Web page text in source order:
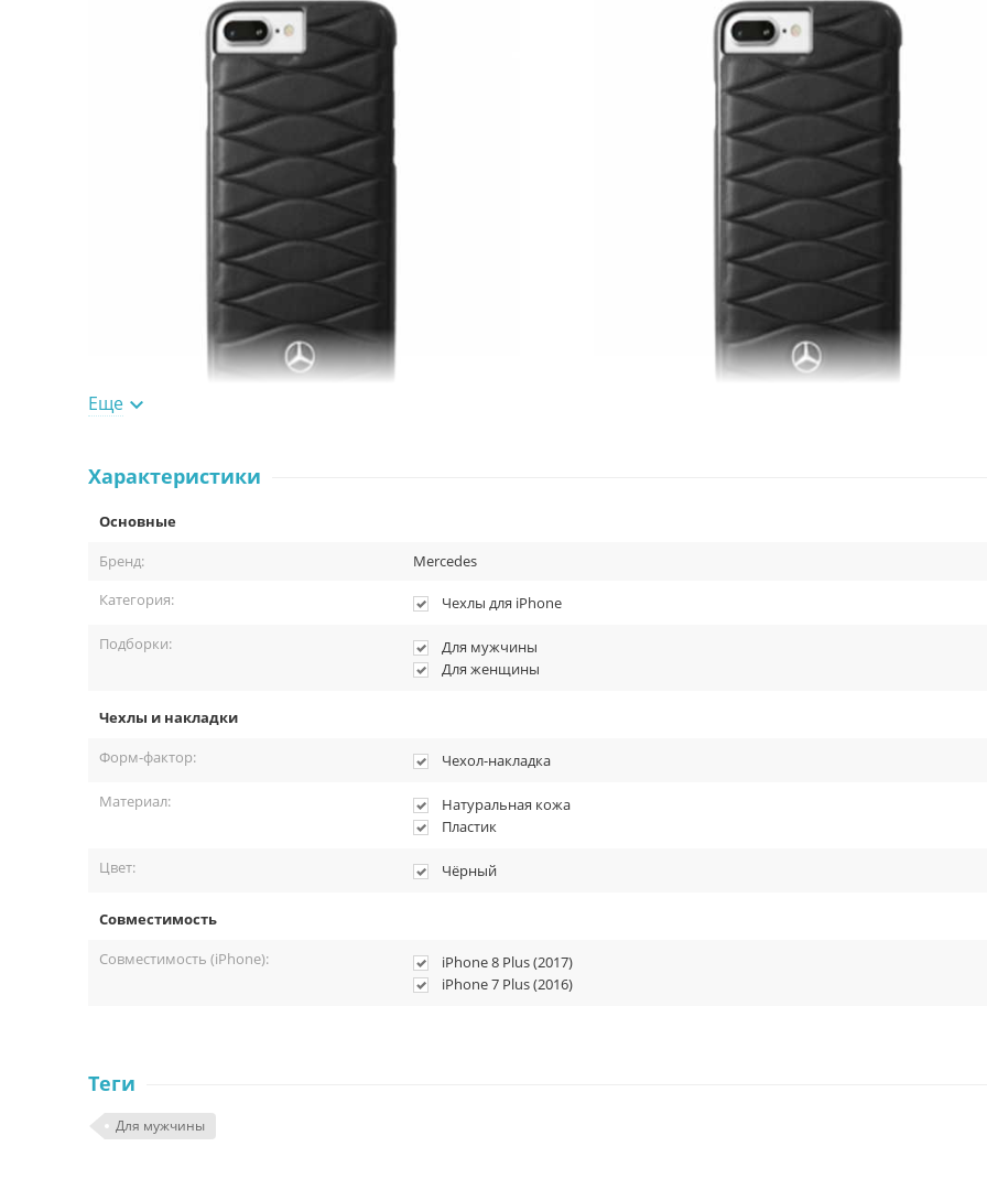
Протрите Ваш гаджет салфеткой от пыли и грязи.
iPhone 8 Plus.
Комплектация.
В комплект поставки входит:
Упаковка.
Еще 
Характеристики
Основные
Бренд:
Mercedes
Категория:
Чехлы для iPhone
Подборки:
Для мужчины
Для женщины
Чехлы и накладки
Форм-фактор:
Чехол-накладка
Материал:
Натуральная кожа
Пластик
Цвет: Чёрный
Совместимость
Совместимость (iPhone):
iPhone 8 Plus (2017)
iPhone 7 Plus (2016)
Теги
Для мужчины